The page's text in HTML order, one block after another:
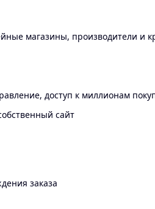
магазины, производители и
доступ к миллионам
сайт
заказа